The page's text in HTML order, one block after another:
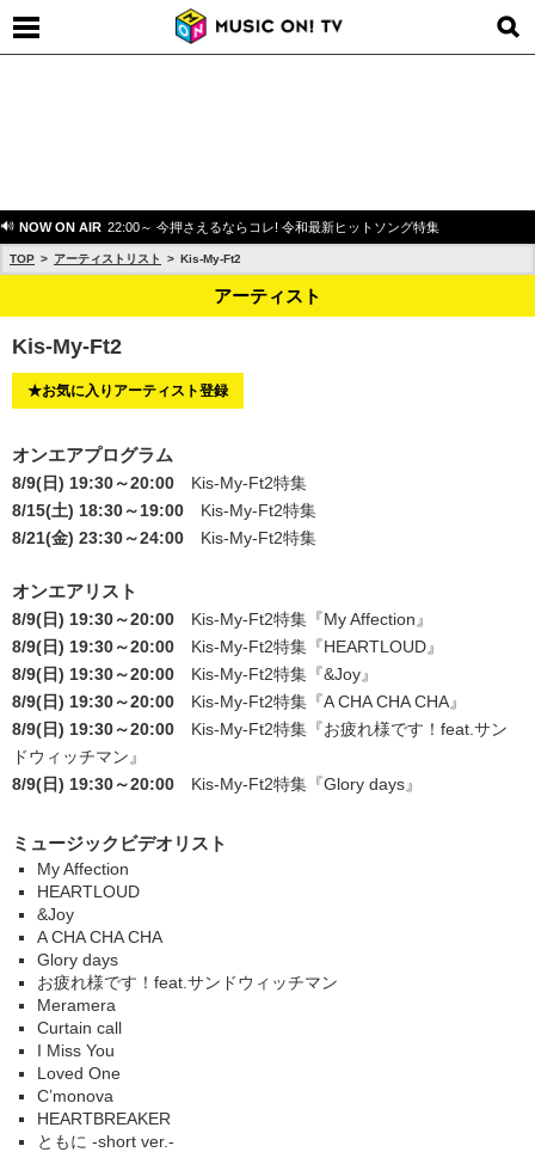
NOW ON AIR 22:00～ 今押さえるならコレ! 令和最新ヒットソング特集
TOP アーティストリスト Kis-My-Ft2
アーティスト
Kis-My-Ft2
★お気に入りアーティスト登録
オンエアプログラム
8/9(日) 19:30～20:00
Kis-My-Ft2特集
8/15(土) 18:30～19:00
Kis-My-Ft2特集
8/21(金) 23:30～24:00
Kis-My-Ft2特集
オンエアリスト
8/9(日) 19:30～20:00 Kis-My-Ft2特集 『My Affection』
8/9(日) 19:30～20:00
Kis-My-Ft2特集 『HEARTLOUD』
8/9(日) 19:30～20:00
Kis-My-Ft2特集 『&Joy』
8/9(日) 19:30～20:00
Kis-My-Ft2特集 『A CHA CHA CHA』
8/9(日) 19:30～20:00
Kis-My-Ft2特集 『お疲れ様です！feat.サン
ドウィッチマン』
8/9(日) 19:30～20:00
Kis-My-Ft2特集 『Glory days』
ミュージックビデオリスト
My Affection
HEARTLOUD
&Joy
A CHA CHA CHA
Glory days
お疲れ様です！feat.サンドウィッチマン
Meramera
Curtain call
I Miss You
Loved One
C’monova
HEARTBREAKER
ともに -short ver.-